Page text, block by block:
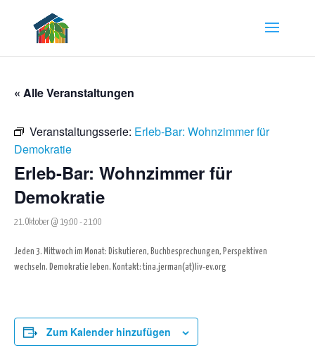
« Alle Veranstaltungen
Veranstaltungsserie: Erleb-Bar: Wohnzimmer für
Demokratie
Erleb-Bar: Wohnzimmer für
Demokratie
21. Oktober @ 19:00 -21:00
Jeden 3. Mittwoch im Monat: Diskutieren, Buchbesprechungen, Perspektiven
wechseln. Demokratie leben. Kontakt: tina.jerman(at)liv-ev.org
Zum Kalender hinzufügen